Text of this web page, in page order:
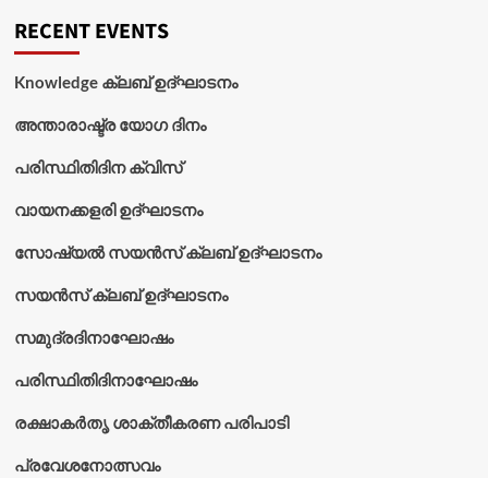
RECENT EVENTS
Knowledge ക്ലബ് ഉദ്‌ഘാടനം
അന്താരാഷ്ട്ര യോഗ ദിനം
പരിസ്ഥിതിദിന ക്വിസ്
വായനക്കളരി ഉദ്‌ഘാടനം
സോഷ്യൽ സയൻസ് ക്ലബ് ഉദ്‌ഘാടനം
സയൻസ് ക്ലബ് ഉദ്‌ഘാടനം
സമുദ്രദിനാഘോഷം
പരിസ്ഥിതിദിനാഘോഷം
രക്ഷാകർതൃ ശാക്തീകരണ പരിപാടി
പ്രവേശനോത്സവം